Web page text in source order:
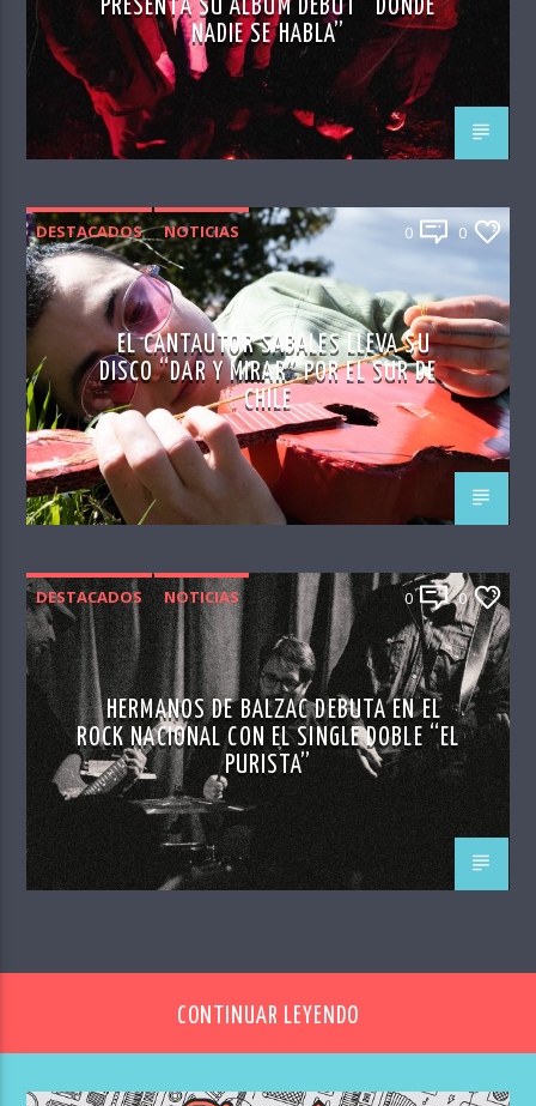
PRESENTA SU ÁLBUM DEBUT “DONDE
NADIE SE HABLA”
DESTACADOS NOTICIAS 0 0
EL CANTAUTOR SABALES LLEVA SU
DISCO “DAR Y MIRAR” POR EL SUR DE
CHILE
DESTACADOS NOTICIAS 0 0
HERMANOS DE BALZAC DEBUTA EN EL
ROCK NACIONAL CON EL SINGLE DOBLE “EL
PURISTA”
CONTINUAR LEYENDO